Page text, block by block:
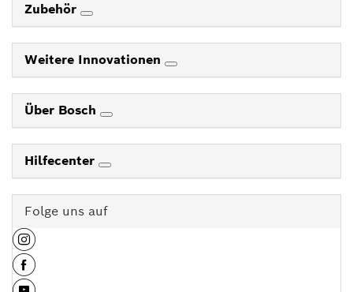
Zubehör
Weitere Innovationen
Über Bosch
Hilfecenter
Folge uns auf